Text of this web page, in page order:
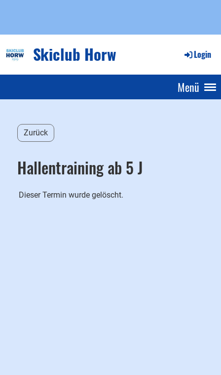
Skiclub Horw Login
Menü
Zurück
Hallentraining ab 5 J
Dieser Termin wurde gelöscht.